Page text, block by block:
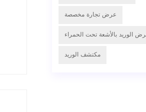
عرض تجارة مخصصة
الوريد بالأشعة تحت الحمراء
مكتشف الوريد